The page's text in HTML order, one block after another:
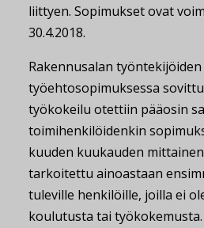
liittyen. Sopimukset ovat
30.4.2018.
Rakennusalan työntekijöiden
työehtosopimuksessa
työkokeilu otettiin pääosin
toimihenkilöidenkin
kuuden kuukauden
tarkoitettu ainoastaan
tuleville henkilöille, joilla ei
koulutusta tai työkokemusta.